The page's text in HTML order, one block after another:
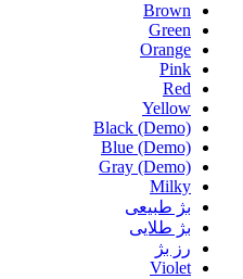
Brown
Green
Orange
Pink
Red
Yellow
Black (Demo)
Blue (Demo)
Gray (Demo)
Milky
بژ طبیعی
بژ طلایی
رز بژ
Violet